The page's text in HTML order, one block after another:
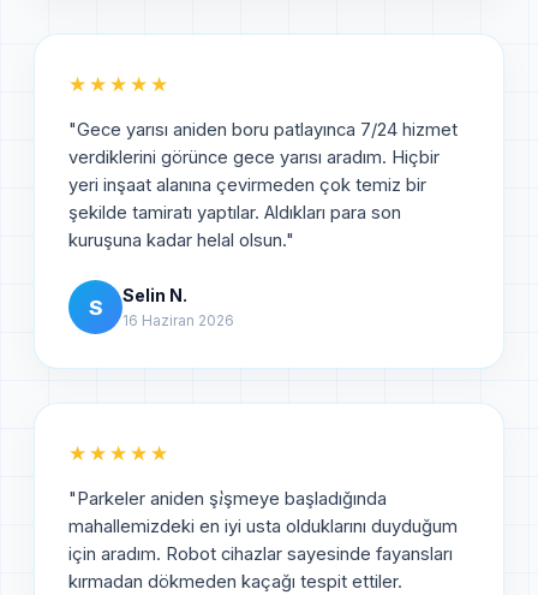
★★★★★
"Gece yarısı aniden boru patlayınca 7/24 hizmet
verdiklerini görünce gece yarısı aradım. Hiçbir
yeri inşaat alanına çevirmeden çok temiz bir
şekilde tamiratı yaptılar. Aldıkları para son
kuruşuna kadar helal olsun."
S Selin N.
16 Haziran 2026
★★★★★
"Parkeler aniden şi̇şmeye başladığında
mahallemizdeki en iyi usta olduklarını duyduğum
için aradım. Robot cihazlar sayesinde fayansları
kırmadan dökmeden kaçağı tespit ettiler.